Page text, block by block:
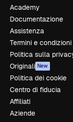
Academy
Documentazione
Assistenza
Termini e condizioni
Politica sulla
Originali New
Politica dei cookie
Centro di fiducia
Affiliati
Aziende